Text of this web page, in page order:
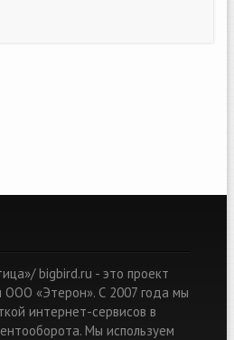
bigbird.ru - это проект
ООО «Этерон». С 2007 года мы
интернет-сервисов в
Мы используем